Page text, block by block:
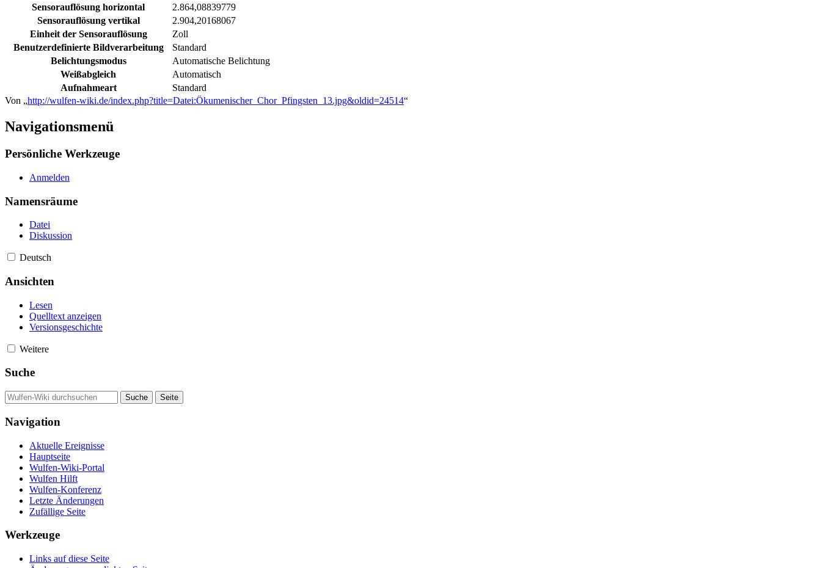
Sensorauflösung horizontal
2.864,08839779
Sensorauflösung vertikal
2.904,20168067
Einheit der Sensorauflösung
Zoll
Benutzerdefinierte Bildverarbeitung
Standard
Belichtungsmodus
Automatische Belichtung
Weißabgleich
Automatisch
Aufnahmeart
Standard
Von „http://wulfen-wiki.de/index.php?title=Datei:Ökumenischer_Chor_Pfingsten_13.jpg&oldid=24514“
Navigationsmenü
Persönliche Werkzeuge
Anmelden
Namensräume
Datei
Diskussion
Deutsch
Ansichten
Lesen
Quelltext anzeigen
Versionsgeschichte
Weitere
Suche
Navigation
Aktuelle Ereignisse
Hauptseite
Wulfen-Wiki-Portal
Wulfen Hilft
Wulfen-Konferenz
Letzte Änderungen
Zufällige Seite
Werkzeuge
Links auf diese Seite